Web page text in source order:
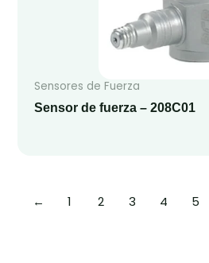
Sensores de Fuerza
Sensor de fuerza – 208C01
← 1 2 3 4 5